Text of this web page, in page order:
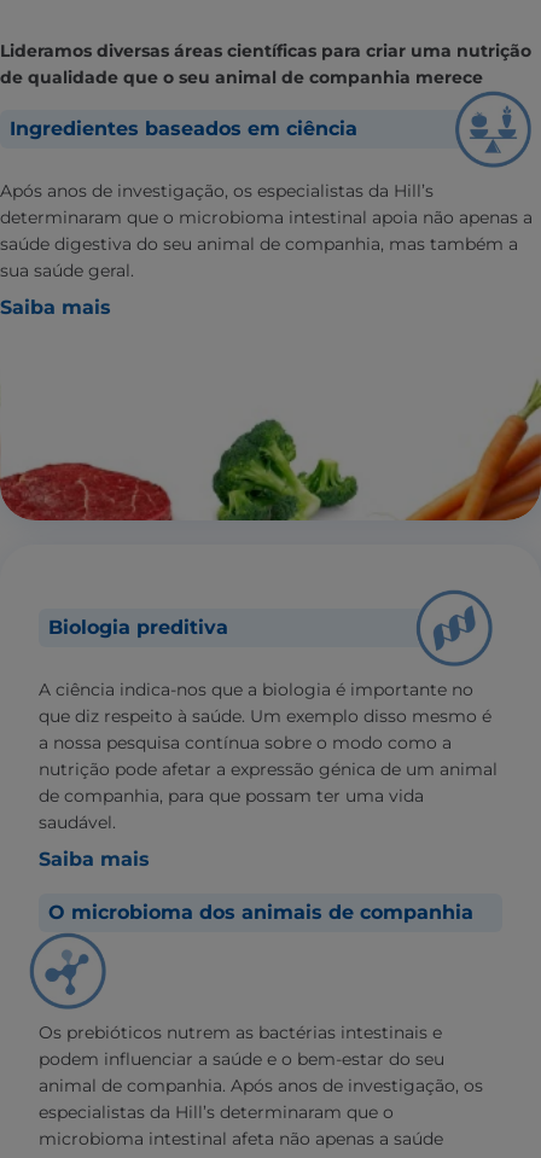
Lideramos diversas áreas científicas para criar uma nutrição
de qualidade que o seu animal de companhia merece
Ingredientes baseados em ciência
Após anos de investigação, os especialistas da Hill’s
determinaram que o microbioma intestinal apoia não apenas a
saúde digestiva do seu animal de companhia, mas também a
sua saúde geral.
Saiba mais
Biologia preditiva
A ciência indica-nos que a biologia é importante no
que diz respeito à saúde. Um exemplo disso mesmo é
a nossa pesquisa contínua sobre o modo como a
nutrição pode afetar a expressão génica de um animal
de companhia, para que possam ter uma vida
saudável.
Saiba mais
O microbioma dos animais de companhia
Os prebióticos nutrem as bactérias intestinais e
podem influenciar a saúde e o bem-estar do seu
animal de companhia. Após anos de investigação, os
especialistas da Hill’s determinaram que o
microbioma intestinal afeta não apenas a saúde